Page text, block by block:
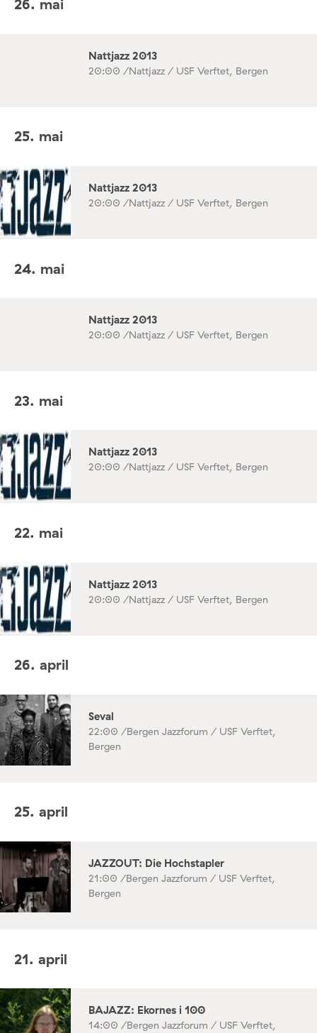
26. mai
Nattjazz 2013
20:00 /Nattjazz / USF Verftet, Bergen
25. mai
Nattjazz 2013
20:00 /Nattjazz / USF Verftet, Bergen
24. mai
Nattjazz 2013
20:00 /Nattjazz / USF Verftet, Bergen
23. mai
Nattjazz 2013
20:00 /Nattjazz / USF Verftet, Bergen
22. mai
Nattjazz 2013
20:00 /Nattjazz / USF Verftet, Bergen
26. april
Seval
22:00 /Bergen Jazzforum / USF Verftet,
Bergen
25. april
JAZZOUT: Die Hochstapler
21:00 /Bergen Jazzforum / USF Verftet,
Bergen
21. april
BAJAZZ: Ekornes i 100
14:00 /Bergen Jazzforum / USF Verftet,